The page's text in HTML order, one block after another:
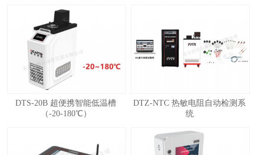
DTS-20B 超便携智能低温槽
（-20-180℃）
DTZ-NTC 热敏电阻自动检测系
统